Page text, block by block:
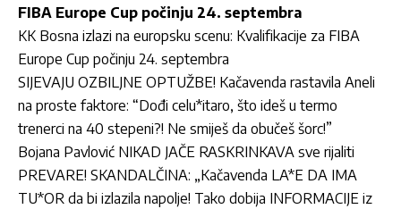
FIBA Europe Cup počinju 24. septembra
KK Bosna izlazi na europsku scenu: Kvalifikacije za FIBA
Europe Cup počinju 24. septembra
SIJEVAJU OZBILJNE OPTUŽBE! Kačavenda rastavila Aneli
na proste faktore: “Dođi celu*itaro, što ideš u termo
trenerci na 40 stepeni?! Ne smiješ da obučeš šorc!”
Bojana Pavlović NIKAD JAČE RASKRINKAVA sve rijaliti
PREVARE! SKANDALČINA: „Kačavenda LA*E DA IMA
TU*OR da bi izlazila napolje! Tako dobija INFORMACIJE iz